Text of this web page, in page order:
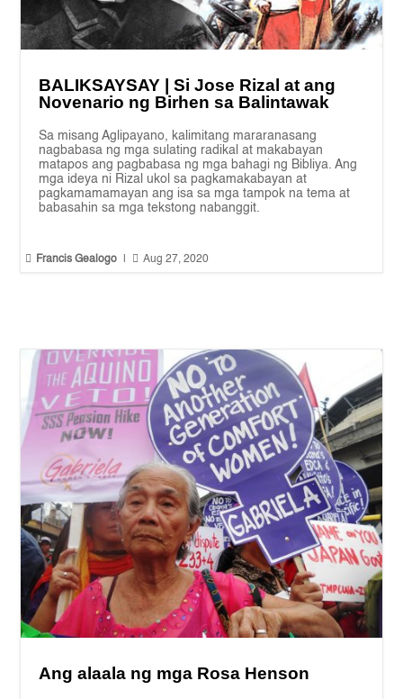
BALIKSAYSAY | Si Jose Rizal at ang
Novenario ng Birhen sa Balintawak
Sa misang Aglipayano, kalimitang mararanasang
nagbabasa ng mga sulating radikal at makabayan
matapos ang pagbabasa ng mga bahagi ng Bibliya. Ang
mga ideya ni Rizal ukol sa pagkamakabayan at
pagkamamamayan ang isa sa mga tampok na tema at
babasahin sa mga tekstong nabanggit.
 Francis Gealogo  Aug 27, 2020
Ang alaala ng mga Rosa Henson